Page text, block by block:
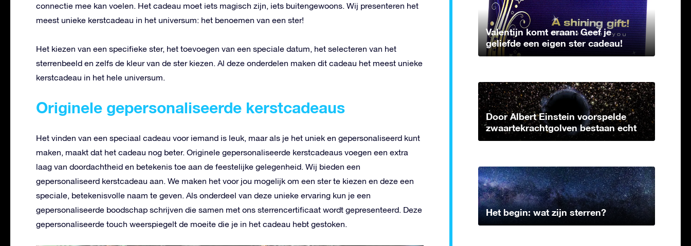
connectie mee kan voelen. Het cadeau moet iets magisch zijn, iets buitengewoons. Wij presenteren het
meest unieke kerstcadeau in het universum: het benoemen van een ster!
Het kiezen van een specifieke ster, het toevoegen van een speciale datum, het selecteren van het
sterrenbeeld en zelfs de kleur van de ster kiezen. Al deze onderdelen maken dit cadeau het meest unieke
kerstcadeau in het hele universum.
Originele gepersonaliseerde kerstcadeaus
Het vinden van een speciaal cadeau voor iemand is leuk, maar als je het uniek en gepersonaliseerd kunt
maken, maakt dat het cadeau nog beter. Originele gepersonaliseerde kerstcadeaus voegen een extra
laag van doordachtheid en betekenis toe aan de feestelijke gelegenheid. Wij bieden een
gepersonaliseerd kerstcadeau aan. We maken het voor jou mogelijk om een ster te kiezen en deze een
speciale, betekenisvolle naam te geven. Als onderdeel van deze unieke ervaring kun je een
gepersonaliseerde boodschap schrijven die samen met ons sterrencertificaat wordt gepresenteerd. Deze
gepersonaliseerde touch weerspiegelt de moeite die je in het cadeau hebt gestoken.
Valentijn komt eraan: Geef je
geliefde een eigen ster cadeau!
Door Albert Einstein voorspelde
zwaartekrachtgolven bestaan echt
Het begin: wat zijn sterren?